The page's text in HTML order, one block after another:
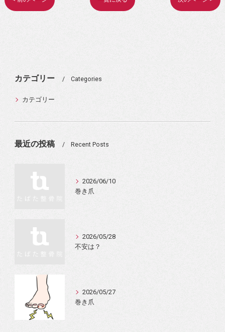
カテゴリー Categories
カテゴリー
最近の投稿 Recent Posts
2026/06/10
巻き爪
2026/05/28
不安は？
2026/05/27
巻き爪